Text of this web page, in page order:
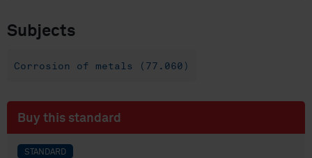
Subjects
Corrosion of metals (77.060)
Buy this standard
STANDARD